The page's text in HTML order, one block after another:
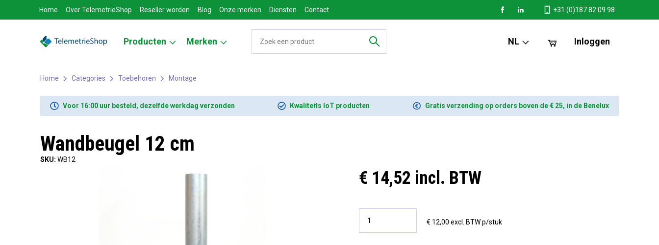
NL Inloggen
Producten Merken
Home Over TelemetrieShop Reseller worden Blog Onze merken Diensten Contact +31 (0)187 82 09 98
Home Categories Toebehoren Montage
Voor 16:00 uur besteld, dezelfde werkdag verzonden Kwaliteits IoT producten Gratis verzending op orders boven de € 25, in de Benelux
Wandbeugel 12 cm
SKU: WB12
€ 14,52 incl. BTW
€ 12,00 excl. BTW p/stuk